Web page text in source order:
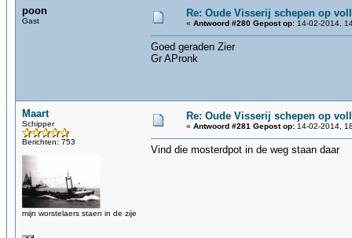
poon
Gast
Re: Oude Visserij schepen op
« Antwoord #280 Gepost op: 14-02-2014,
Goed geraden Zier
Gr APronk
Maart
Schipper
Berichten: 753
mijn worstelaers staen in de zije
Re: Oude Visserij schepen op
« Antwoord #281 Gepost op: 14-02-2014,
Vind die mosterdpot in de weg staan daar